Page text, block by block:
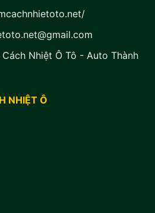
Cách Nhiệt Ô Tô - Auto Thành
NHIỆT Ô